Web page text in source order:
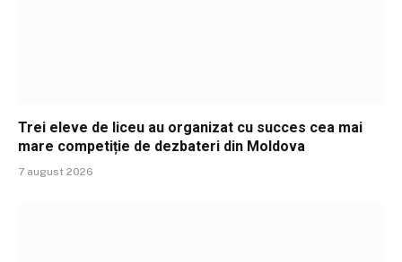
Trei eleve de liceu au organizat cu succes cea mai
mare competiție de dezbateri din Moldova
7 august 2026